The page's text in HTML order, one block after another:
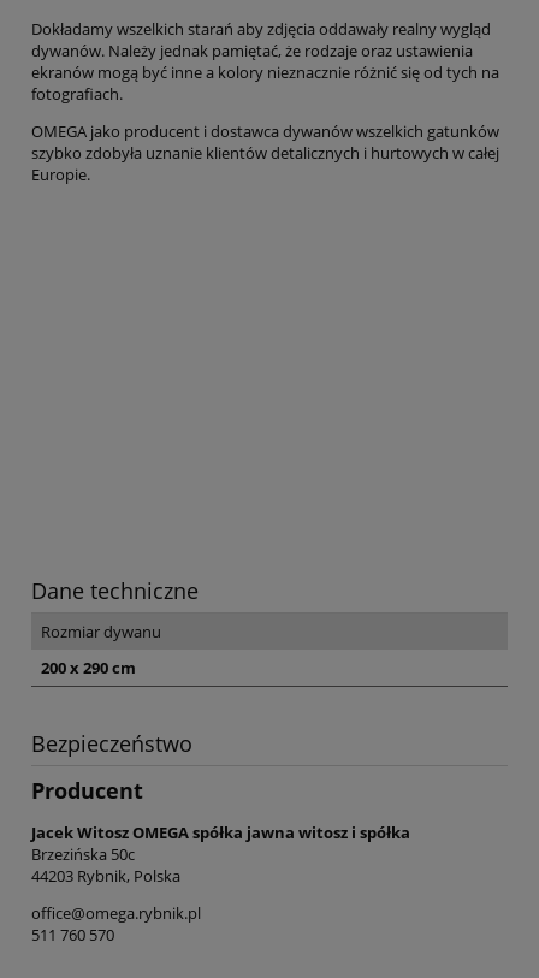
Dokładamy wszelkich starań aby zdjęcia oddawały realny wygląd
dywanów. Należy jednak pamiętać, że rodzaje oraz ustawienia
ekranów mogą być inne a kolory nieznacznie różnić się od tych na
fotografiach.
OMEGA jako producent i dostawca dywanów wszelkich gatunków
szybko zdobyła uznanie klientów detalicznych i hurtowych w całej
Europie.
Dane techniczne
Rozmiar dywanu
200 x 290 cm
Bezpieczeństwo
Producent
Jacek Witosz OMEGA spółka jawna witosz i spółka
Brzezińska 50c
44203 Rybnik, Polska
office@omega.rybnik.pl
511 760 570